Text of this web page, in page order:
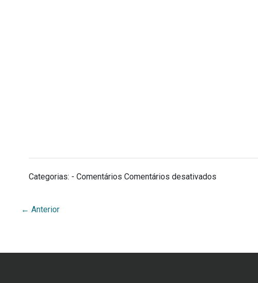
Categorias: - Comentários Comentários desativados
← Anterior